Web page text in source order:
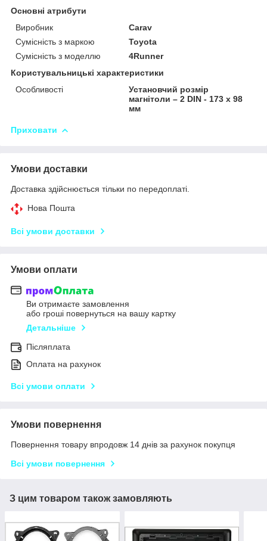
Основні атрибути
Виробник
Carav
Сумісність з маркою
Toyota
Сумісність з моделлю
4Runner
Користувальницькі характеристики
Особливості
Установчий розмір
магнітоли – 2 DIN - 173 x 98
мм
Приховати
Умови доставки
Доставка здійснюється тільки по передоплаті.
Нова Пошта
Всі умови доставки
Умови оплати
Ви отримаєте замовлення
або гроші повернуться на вашу картку
Детальніше
Післяплата
Оплата на рахунок
Всі умови оплати
Умови повернення
Повернення товару впродовж 14 днів за рахунок покупця
Всі умови повернення
З цим товаром також замовляють